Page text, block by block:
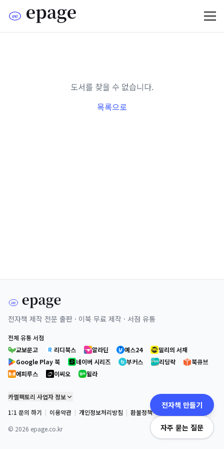
도서를 찾을 수 없습니다.
목록으로
전자책 제작 전문 출판 · 이북 무료 제작 · 서점 유통
전체 유통 서점
교보문고
리디북스 알라딘 예스24
밀리의 서재
Google Play 북
네이버 시리즈 부커스 리딩락
북큐브
에피루스
이씨오 윌라
카멜팩토리 사업자 정보
1:1 문의 하기 | 이용약관 | 개인정보처리방침 | 환불정책
© 2026 epage.co.kr
전자책 만들기
자주 묻는 질문